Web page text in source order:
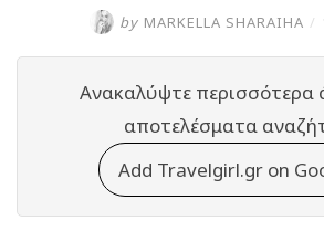
by MARKELLA SHARAIHA /
Ανακαλύψτε περισσότερα
αποτελέσματα
Add Travelgirl.gr on